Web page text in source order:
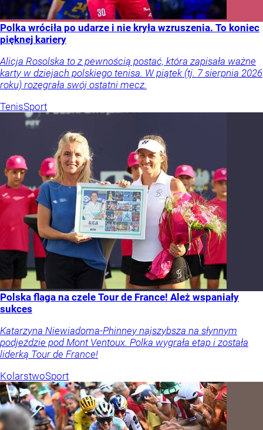
Polka wróciła po udarze i nie kryła wzruszenia. To koniec
pięknej kariery
Alicja Rosolska to z pewnością postać, która zapisała ważne
karty w dziejach polskiego tenisa. W piątek (tj. 7 sierpnia 2026
roku) rozegrała swój ostatni mecz.
TenisSport
Polska flaga na czele Tour de France! Ależ wspaniały
sukces
Katarzyna Niewiadoma-Phinney najszybsza na słynnym
podjeździe pod Mont Ventoux. Polka wygrała etap i została
liderką Tour de France!
KolarstwoSport